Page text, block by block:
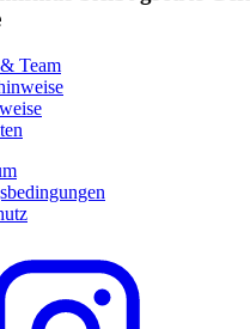
Team